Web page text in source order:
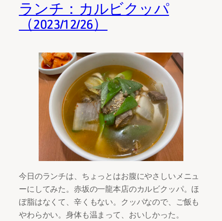
ランチ：カルビクッパ
（2023/12/26）
今日のランチは、ちょっとはお腹にやさしいメニュ
ーにしてみた。赤坂の一龍本店のカルビクッパ。ほ
ぼ脂はなくて、辛くもない。クッパなので、ご飯も
やわらかい。身体も温まって、おいしかった。